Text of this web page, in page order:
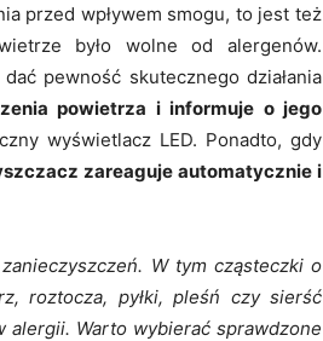
przed wpływem smogu, to jest też
było wolne od alergenów.
pewność skutecznego działania
powietrza i informuje o jego
wyświetlacz LED. Ponadto, gdy
zareaguje automatycznie i
W tym cząsteczki o
roztocza, pyłki, pleśń czy sierść
alergii. Warto wybierać sprawdzone